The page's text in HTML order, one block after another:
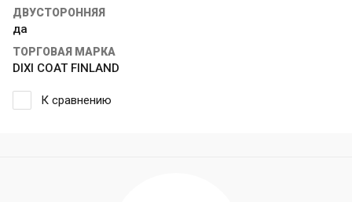
ДВУСТОРОННЯЯ
да
ТОРГОВАЯ МАРКА
DIXI COAT FINLAND
К сравнению